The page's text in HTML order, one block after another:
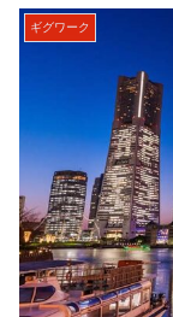
ギグワーク